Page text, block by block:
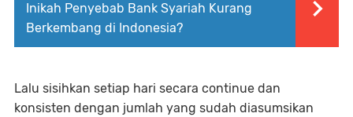
Inikah Penyebab Bank Syariah Kurang
Berkembang di Indonesia?
Lalu sisihkan setiap hari secara continue dan
konsisten dengan jumlah yang sudah diasumsikan